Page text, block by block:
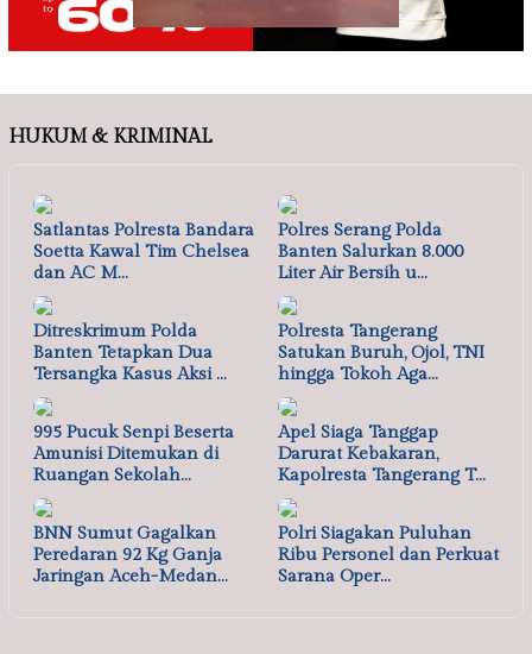
HUKUM & KRIMINAL
Satlantas Polresta Bandara
Soetta Kawal Tim Chelsea
dan AC M…
Polres Serang Polda
Banten Salurkan 8.000
Liter Air Bersih u…
Ditreskrimum Polda
Banten Tetapkan Dua
Tersangka Kasus Aksi …
Polresta Tangerang
Satukan Buruh, Ojol, TNI
hingga Tokoh Aga…
995 Pucuk Senpi Beserta
Amunisi Ditemukan di
Ruangan Sekolah…
Apel Siaga Tanggap
Darurat Kebakaran,
Kapolresta Tangerang T…
BNN Sumut Gagalkan
Peredaran 92 Kg Ganja
Jaringan Aceh-Medan…
Polri Siagakan Puluhan
Ribu Personel dan Perkuat
Sarana Oper…